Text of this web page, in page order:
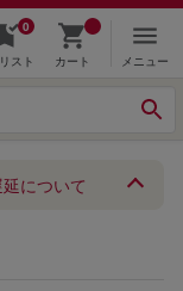
0
スト カート メニュー
について